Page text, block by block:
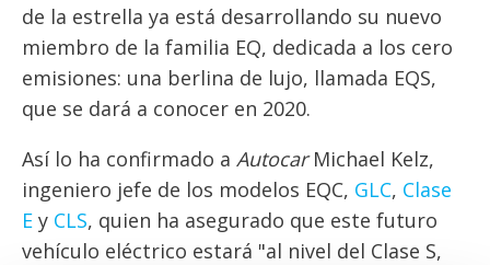
de la estrella ya está desarrollando su nuevo
miembro de la familia EQ, dedicada a los cero
emisiones: una berlina de lujo, llamada EQS,
que se dará a conocer en 2020.
Así lo ha confirmado a AutocarMichael Kelz,
ingeniero jefe de los modelos EQC, GLC, Clase
E y CLS, quien ha asegurado que este futuro
vehículo eléctrico estará "al nivel del Clase S,